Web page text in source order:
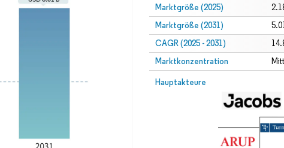
Marktgröße (2025)
Marktgröße (2031)
CAGR (2025 - 2031)
Marktkonzentration
Hauptakteure